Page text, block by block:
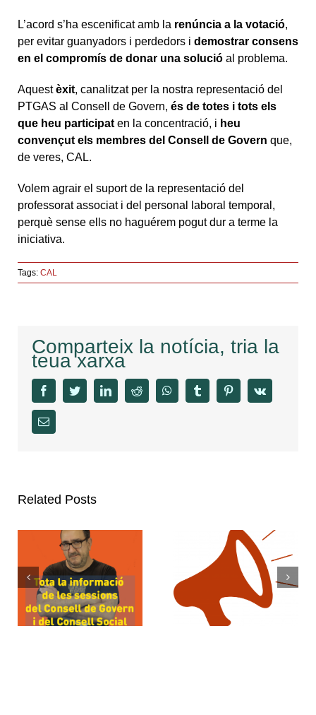
L’acord s’ha escenificat amb la renúncia a la votació,
per evitar guanyadors i perdedors i demostrar consens
en el compromís de donar una solució al problema.
Aquestèxit, canalitzat per la nostra representació del
PTGAS al Consell de Govern, és de totes i tots els
que heu participat en la concentració, i heu
convençut els membres del Consell de Govern que,
de veres, CAL.
Volem agrair el suport de la representació del
professorat associat i del personal laboral temporal,
perquè sense ells no haguérem pogut dur a terme la
iniciativa.
Tags: CAL
Comparteix la notícia, tria la
teua xarxa
facebooktwitter linkedinreddit whatsapptumblr pinterestvk
Email
Related Posts